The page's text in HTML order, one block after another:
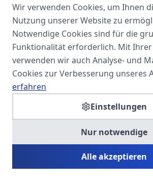
SOMA
Spezialisiert auf
Führungskräfte in
SOMA HR KONSULT UG
Personalberatung & Executive
Wir verwenden Cookies, um Ihnen
Nutzung unserer Website zu
Notwendige Cookies sind für die
Funktionalität erforderlich. Mit
verwenden wir auch Analyse- und
Cookies zur Verbesserung unseres
erfahren
Einstellungen
Nur notwendige
Alle akzeptieren